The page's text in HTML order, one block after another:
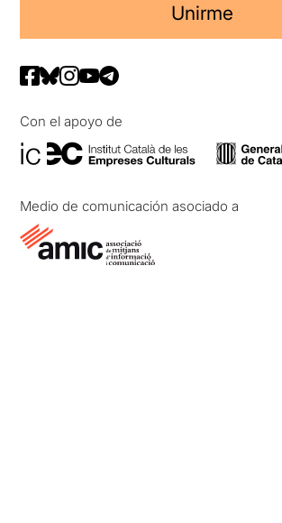
Unirme
Con el apoyo de
Medio de comunicación asociado a